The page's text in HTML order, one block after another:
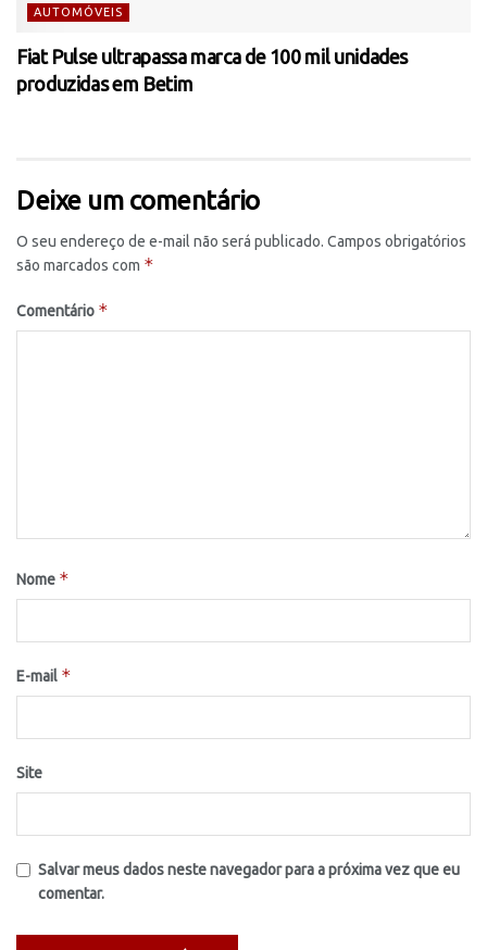
AUTOMÓVEIS
Fiat Pulse ultrapassa marca de 100 mil unidades
produzidas em Betim
Deixe um comentário
O seu endereço de e-mail não será publicado. Campos obrigatórios
são marcados com *
Comentário *
Nome *
E-mail *
Site
Salvar meus dados neste navegador para a próxima vez que eu
comentar.